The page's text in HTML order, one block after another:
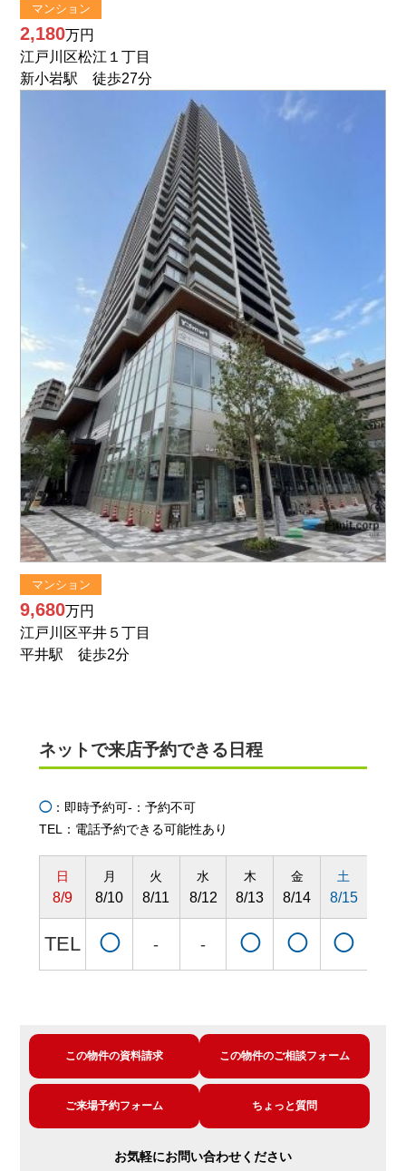
マンション
2,180万円
江戸川区松江１丁目
新小岩駅 徒歩27分
マンション
9,680万円
江戸川区平井５丁目
平井駅 徒歩2分
ネットで来店予約できる日程
◯：即時予約可-：予約不可
TEL：電話予約できる可能性あり
日
8/9
TEL
月
8/10
◯
火
8/11
-
水
8/12
-
木
8/13
◯
金
8/14
◯
土
8/15
◯
この物件の資料請求 この物件のご相談フォーム
ご来場予約フォーム ちょっと質問
お気軽にお問い合わせください